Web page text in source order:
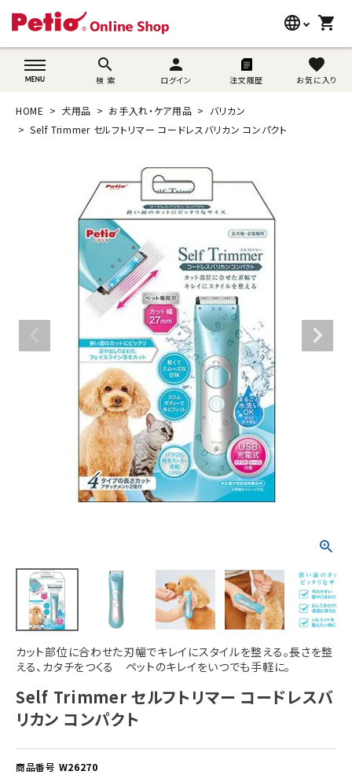
language
wovn-lang-name
shopping_cart
search
検 索
person
ログイン 注文履歴
favorite
お気に入り
search
猫用品
ブランド別に探す
目的別に探す
SNS
ACCOUNT MENU
ようこそ ゲスト 様
person 新規会員登録
HOME 犬用品 お手入れ・ケア用品
バリカン
Self Trimmer セルフトリマー コードレスバリカン コンパクト
カット部位に合わせた刃幅でキレイにスタイルを整える。長さを整
える、カタチをつくる ペットのキレイをいつでも手軽に。
Self Trimmer セルフトリマー コードレスバ
リカン コンパクト
商品番号 W26270